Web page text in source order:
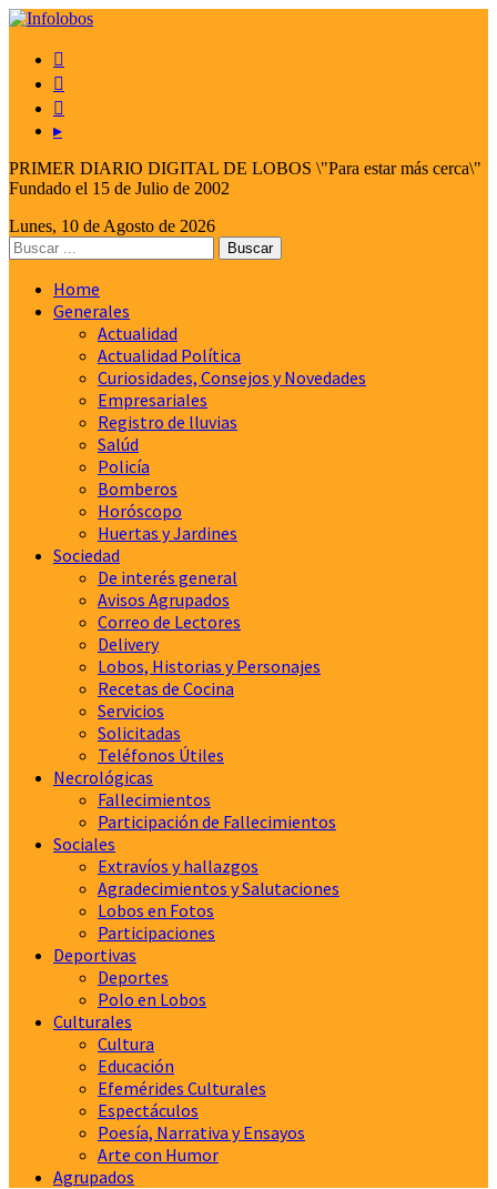



▸
PRIMER DIARIO DIGITAL DE LOBOS \"Para estar más cerca\"
Fundado el 15 de Julio de 2002
Lunes, 10 de Agosto de 2026
Home
Generales
Actualidad
Actualidad Política
Curiosidades, Consejos y Novedades
Empresariales
Registro de lluvias
Salúd
Policía
Bomberos
Horóscopo
Huertas y Jardines
Sociedad
De interés general
Avisos Agrupados
Correo de Lectores
Delivery
Lobos, Historias y Personajes
Recetas de Cocina
Servicios
Solicitadas
Teléfonos Útiles
Necrológicas
Fallecimientos
Participación de Fallecimientos
Sociales
Extravíos y hallazgos
Agradecimientos y Salutaciones
Lobos en Fotos
Participaciones
Deportivas
Deportes
Polo en Lobos
Culturales
Cultura
Educación
Efemérides Culturales
Espectáculos
Poesía, Narrativa y Ensayos
Arte con Humor
Agrupados